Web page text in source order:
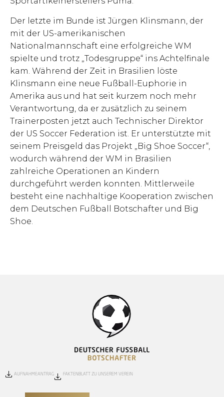
Der letzte im Bunde ist Jürgen Klinsmann, der
mit der US-amerikanischen
Nationalmannschaft eine erfolgreiche WM
spielte und trotz „Todesgruppe“ ins Achtelfinale
kam. Während der Zeit in Brasilien löste
Klinsmann eine neue Fußball-Euphorie in
Amerika aus und hat seit kurzem noch mehr
Verantwortung, da er zusätzlich zu seinem
Trainerposten jetzt auch Technischer Direktor
der US Soccer Federation ist. Er unterstützte mit
seinem Preisgeld das Projekt „Big Shoe Soccer“,
wodurch während der WM in Brasilien
zahlreiche Operationen an Kindern
durchgeführt werden konnten. Mittlerweile
besteht eine nachhaltige Kooperation zwischen
dem Deutschen Fußball Botschafter und Big
Shoe.
AUFNAHMEANTRAG FAKTENBLATT ZU UNSEREM VEREIN